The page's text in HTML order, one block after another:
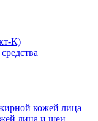
К)
кожей лица
лица и шеи